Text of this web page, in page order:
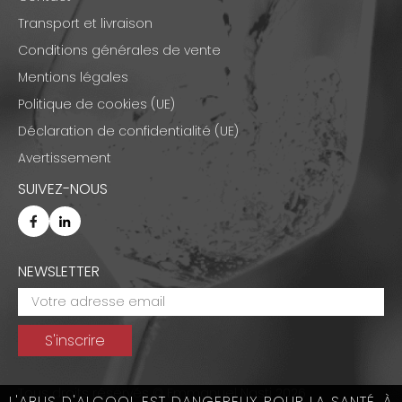
Transport et livraison
Conditions générales de vente
Mentions légales
Politique de cookies (UE)
Déclaration de confidentialité (UE)
Avertissement
SUIVEZ-NOUS
NEWSLETTER
Tous droits réservés © Emmanuel Nasti 2026